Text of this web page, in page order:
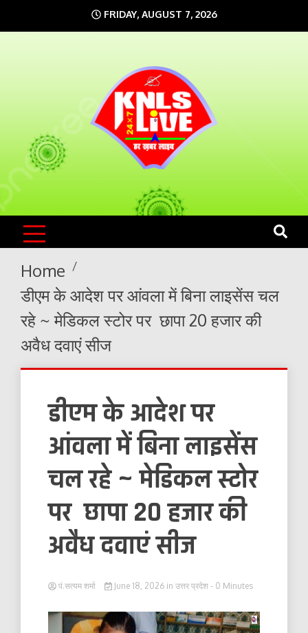
to
FRIDAY, AUGUST 7, 2026
KNLS LIVE
India`s No.1 News Portal
Home
डीएम के आदेश पर आंवला में बिना लाइसेंस चल
रहे ~ मेडिकल स्टोर पर छापा 20 हजार की
अवैध दवाएं सीज
डीएम के आदेश पर
आंवला में बिना लाइसेंस
चल रहे ~ मेडिकल स्टोर
पर छापा 20 हजार की
अवैध दवाएं सीज
पं.सत्यम शर्मा June 18, 2026 in उत्तर प्रदेश - 0 Minutes